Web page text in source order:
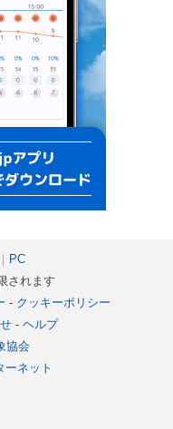
PC
されます
- クッキーポリシー
- ヘルプ
協会
ーネット